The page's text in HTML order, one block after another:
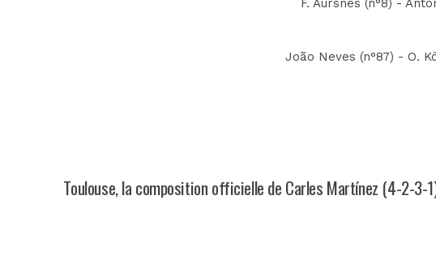
F. Aursnes (n°8) -
João Neves (n°87) - O.
Toulouse, la composition officielle de Carles Martínez (4-2-3-